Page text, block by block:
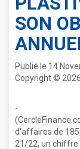
SON
Publié le 14
Copyright ©
-
d'affaires de
21/22, un chiffre